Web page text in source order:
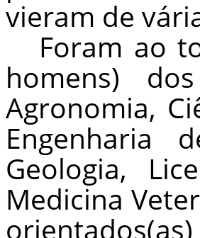
vieram de
Foram ao
homens)
Agronomia,
Engenharia
Geologia,
Medicina